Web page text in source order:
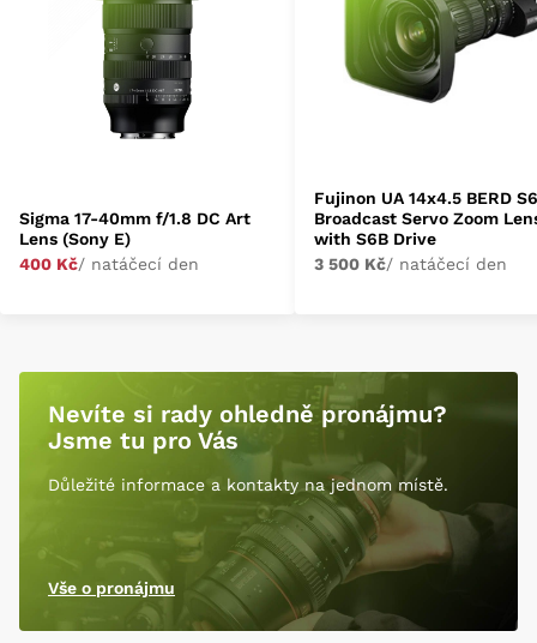
Sigma 17-40mm f/1.8 DC Art
Lens (Sony E)
400 Kč/ natáčecí den
Fujinon UA 14x4.5 BERD
Broadcast Servo Zoom
with S6B Drive
3 500 Kč/ natáčecí den
Nevíte si rady ohledně pronájmu?
Jsme tu pro Vás
Důležité informace a kontakty na jednom místě.
Vše o pronájmu